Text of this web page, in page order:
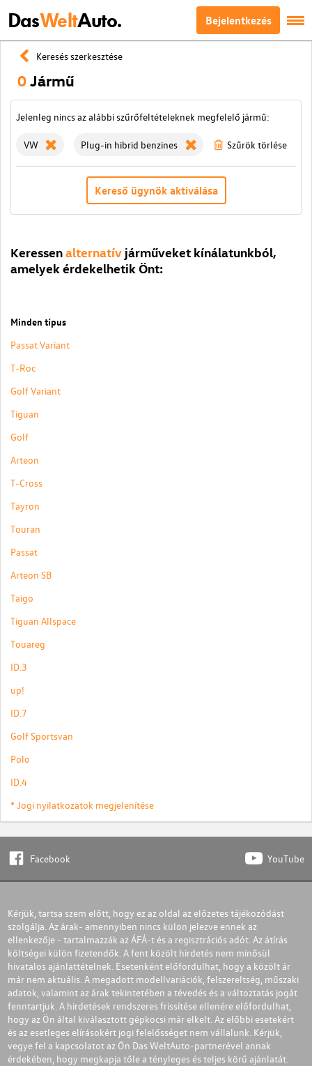
DasWeltAuto. Bejelentkezés
Keresés szerkesztése
0Jármű
Jelenleg nincs az alábbi szűrőfeltételeknek megfelelő jármű:
VW Plug-in hibrid benzines Szűrök törlése
Kereső ügynök aktiválása
Keressenalternatív járműveket kínálatunkból,
amelyek érdekelhetik Önt:
Minden típus
Passat Variant
T-Roc
Golf Variant
Tiguan
Golf
Arteon
T-Cross
Tayron
Touran
Passat
Arteon SB
Taigo
Tiguan Allspace
Touareg
ID.3
up!
ID.7
Golf Sportsvan
Polo
ID.4
* Jogi nyilatkozatok megjelenítése
Facebook YouTube
Kérjük, tartsa szem előtt, hogy ez az oldal az előzetes tájékozódást
szolgálja. Az árak- amennyiben nincs külön jelezve ennek az
ellenkezője - tartalmazzák az ÁFÁ-t és a regisztrációs adót. Az átírás
költségei külön fizetendők. A fent közölt hirdetés nem minősül
hivatalos ajánlattételnek. Esetenként előfordulhat, hogy a közölt ár
már nem aktuális. A megadott modellvariációk, felszereltség, műszaki
adatok, valamint az árak tekintetében a tévedés és a változtatás jogát
fenntartjuk. A hirdetések rendszeres frissítése ellenére előfordulhat,
hogy az Ön által kiválasztott gépkocsi már elkelt. Az előbbi esetekért
és az esetleges elírásokért jogi felelősséget nem vállalunk. Kérjük,
vegye fel a kapcsolatot az Ön Das WeltAuto-partnerével annak
érdekében, hogy megkapja tőle a tényleges és teljes körű ajánlatát.